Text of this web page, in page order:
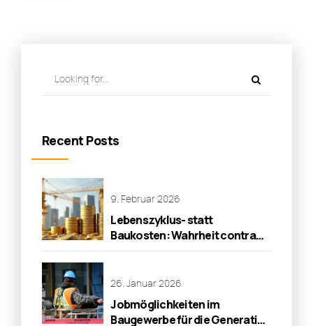
Recent Posts
9. Februar 2026
Lebenszyklus- statt
Baukosten: Wahrheit contra
Wirklichkeit!
26. Januar 2026
Jobmöglichkeiten im
Baugewerbe für die Generation